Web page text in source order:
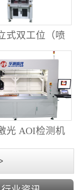
式双工位（喷
）激光焊锡机
光 AOI检测机
HA18DM6)